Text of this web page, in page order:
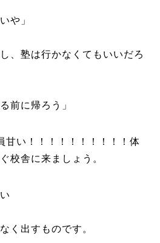
や」
、塾は行かなくてもいいだろ
前に帰ろう」
甘い！！！！！！！！！！体
校舎に来ましょう。
く出すものです。